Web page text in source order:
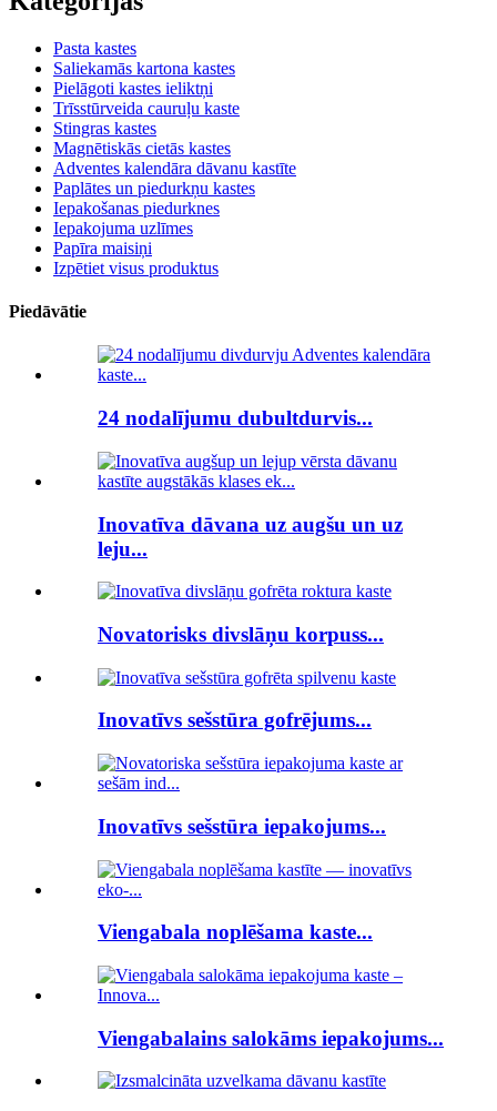
Pasta kastes
Saliekamās kartona kastes
Pielāgoti kastes ieliktņi
Trīsstūrveida cauruļu kaste
Stingras kastes
Magnētiskās cietās kastes
Adventes kalendāra dāvanu kastīte
Paplātes un piedurkņu kastes
Iepakošanas piedurknes
Iepakojuma uzlīmes
Papīra maisiņi
Izpētiet visus produktus
Piedāvātie
24 nodalījumu dubultdurvis...
Inovatīva dāvana uz augšu un uz
leju...
Novatorisks divslāņu korpuss...
Inovatīvs sešstūra gofrējums...
Inovatīvs sešstūra iepakojums...
Viengabala noplēšama kaste...
Viengabalains salokāms iepakojums...